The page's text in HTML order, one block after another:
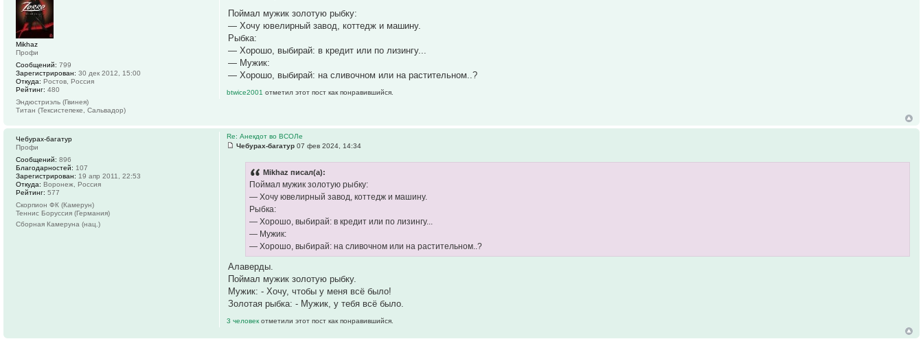
Поймал мужик золотую рыбку:
— Хочу ювелирный завод, коттедж и машину.
Рыбка:
— Хорошо, выбирай: в кредит или по лизингу...
— Мужик:
— Хорошо, выбирай: на сливочном или на растительном..?
btwice2001отметил этот пост как понравившийся.
Mikhaz
Профи
Сообщений: 799
Зарегистрирован: 30 дек 2012, 15:00
Откуда: Ростов, Россия
Рейтинг: 480
Эндюстриэль (Гвинея)
Титан (Тексистепеке, Сальвадор)
Re: Анекдот во ВСОЛе
Чебурах-багатур 07 фев 2024, 14:34
Mikhaz писал(а):
Поймал мужик золотую рыбку:
— Хочу ювелирный завод, коттедж и машину.
Рыбка:
— Хорошо, выбирай: в кредит или по лизингу...
— Мужик:
— Хорошо, выбирай: на сливочном или на растительном..?
Алаверды.
Поймал мужик золотую рыбку.
Мужик: - Хочу, чтобы у меня всё было!
Золотая рыбка: - Мужик, у тебя всё было.
3 человекотметили этот пост как понравившийся.
Чебурах-багатур
Профи
Сообщений: 896
Благодарностей: 107
Зарегистрирован: 19 апр 2011, 22:53
Откуда: Воронеж, Россия
Рейтинг: 577
Скорпион ФК (Камерун)
Теннис Боруссия (Германия)
Сборная Камеруна (нац.)